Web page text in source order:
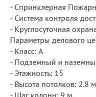
- Спринклерная
- Система контроля
- Круглосуточная
Параметры делового
- Класс: A
- Подземный и
- Этажность: 15
- Высота потолков: 2.8 м